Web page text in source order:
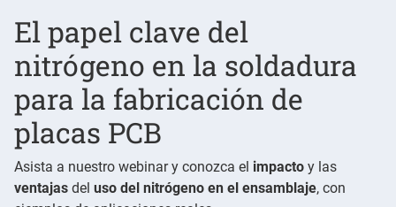
El papel clave del
nitrógeno en la soldadura
para la fabricación de
placas PCB
Asista a nuestro webinar y conozca el impacto y las
ventajas del uso del nitrógeno en el ensamblaje, con